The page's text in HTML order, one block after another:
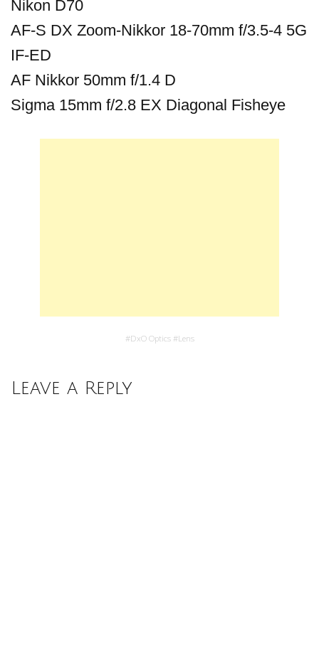
Nikon D70
AF-S DX Zoom-Nikkor 18-70mm f/3.5-4 5G
IF-ED
AF Nikkor 50mm f/1.4 D
Sigma 15mm f/2.8 EX Diagonal Fisheye
#DxO Optics#Lens
Leave a Reply